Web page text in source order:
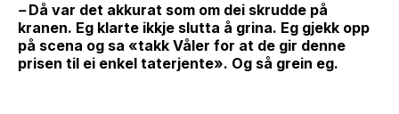
–Då var det akkurat som om dei skrudde på
kranen. Eg klarte ikkje slutta å grina. Eg gjekk opp
på scena og sa «takk Våler for at de gir denne
prisen til ei enkel taterjente». Og så grein eg.